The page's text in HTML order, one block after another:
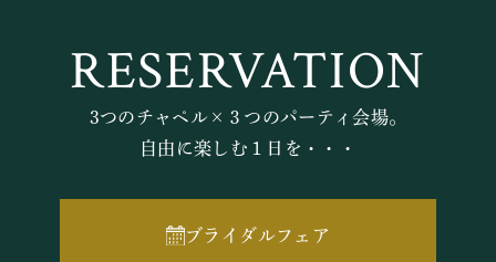
RESERVATION
3つのチャペル×３つのパーティ会場。
自由に楽しむ１日を・・・
ブライダルフェア